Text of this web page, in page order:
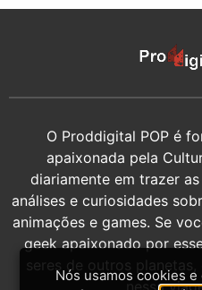
O Proddigital POP é
apaixonada pela
diariamente em trazer
análises e curiosidades
animações e games. Se
geek apaixonado por
seres de outros
nessa
Nós usamos cookies